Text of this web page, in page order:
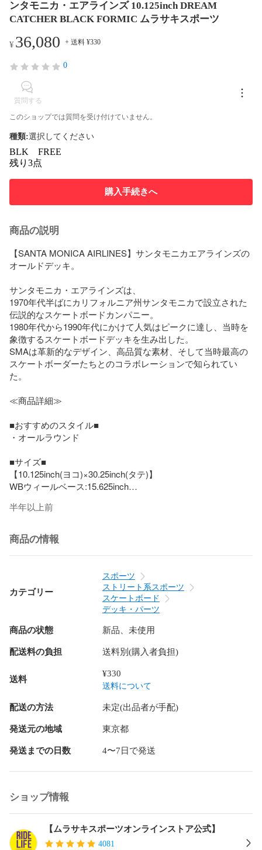
ンタモニカ・エアラインズ 10.125inch DREAM
CATCHER BLACK FORMIC ムラサキスポーツ
¥36,080 + 送料 ¥330
0
質問する
このショップでは質問を受け付けていません。
種類:選択してください
BLK FREE
残り3点
購入手続きへ
商品の説明
【SANTA MONICA AIRLINES】サンタモニカエアラインズの
オールドデッキ。
サンタモニカ・エアラインズは、
1970年代半ばにカリフォルニア州サンタモニカで設立された
伝説的なスケートボードカンパニー。
1980年代から1990年代にかけて人気はピークに達し、当時を
象徴するスケートボードデッキを生み出した。
SMAは革新的なデザイン、高品質な素材、そして当時最高の
スケートボーダーたちとのコラボレーションで知られてい
た。
≪商品詳細≫
■おすすめのスタイル■
・オールラウンド
■サイズ■
【10.125inch(ヨコ)×30.25inch(タテ)】
WBウィールベース:15.625inch
※デッキ面のベースカラーはアソートになり、
お選びできませんのでご了承下さい。
【デッキテープ】
※デッキサイズが太い為、通常サイズのデッキテープが付属で
サイズガイド
半年以上前
商品の情報
カテゴリー
スポーツ
ストリート系スポーツ
スケートボード
デッキ・パーツ
商品の状態 新品、未使用
配送料の負担 送料別(購入者負担)
送料
¥330
送料について
配送の方法 未定(出品者が手配)
発送元の地域 東京都
発送までの日数 4〜7日で発送
ショップ情報
【ムラサキスポーツオンラインストア公式】
4081